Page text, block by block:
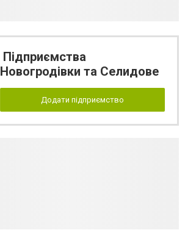
Підприємства
Новогродівки та Селидове
Додати підприємство